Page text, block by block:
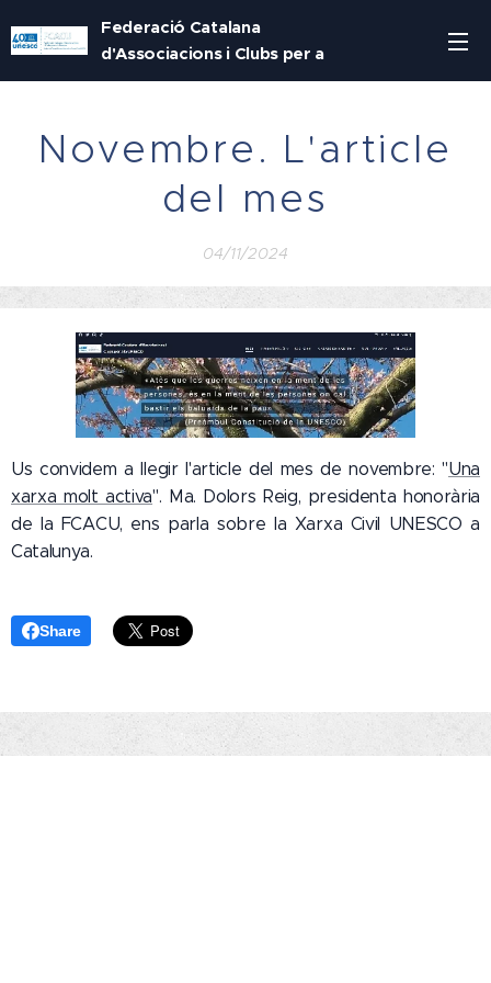
Federació Catalana
d'Associacions i Clubs per a
la UNESCO
Novembre. L'article
del mes
04/11/2024
Us convidem a llegir l'article del mes de novembre: "Una
xarxa molt activa". Ma. Dolors Reig, presidenta honorària
de la FCACU, ens parla sobre la Xarxa Civil UNESCO a
Catalunya.
Share